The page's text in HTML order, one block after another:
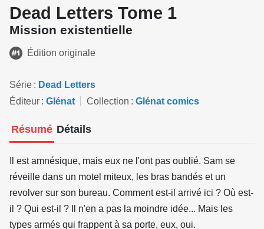
Dead Letters Tome 1
Mission existentielle
Édition originale
Série
Dead Letters
Éditeur
Glénat Collection Glénat comics
Résumé Détails
Il est amnésique, mais eux ne l'ont pas oublié. Sam se
réveille dans un motel miteux, les bras bandés et un
revolver sur son bureau. Comment est-il arrivé ici ? Où est-
il ? Qui est-il ? Il n'en a pas la moindre idée... Mais les
types armés qui frappent à sa porte, eux, oui.